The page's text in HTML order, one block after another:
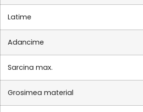
Latime
Adancime
Sarcina max.
Grosimea material